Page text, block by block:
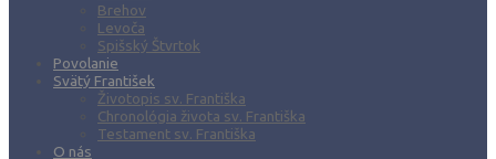
Brehov
Levoča
Spišský Štvrtok
Povolanie
Svätý František
Životopis sv. Františka
Chronológia života sv. Františka
Testament sv. Františka
O nás